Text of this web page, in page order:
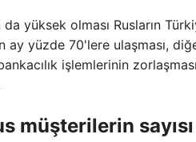
da yüksek olması Rusların
yüzde 70'lere ulaşması,
işlemlerinin
müşterilerin